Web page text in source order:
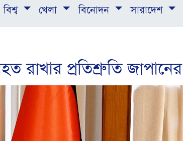
বিশ্ব খেলা বিনোদন সারাদেশ
রাখার প্রতিশ্রুতি জাপানের